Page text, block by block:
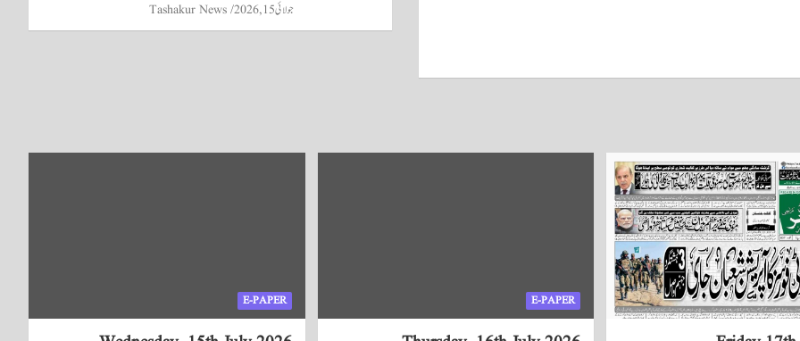
جولائی 15, 2026 Tashakur News
E-PAPER
E-PAPER